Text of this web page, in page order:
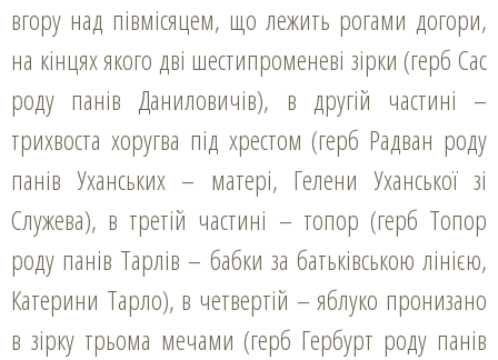
вгору над півмісяцем, що лежить рогами догори,
на кінцях якого дві шестипроменеві зірки (герб Сас
роду панів Даниловичів), в другій частині –
трихвоста хоругва під хрестом (герб Радван роду
панів Уханських – матері, Гелени Уханської зі
Служева), в третій частині – топор (герб Топор
роду панів Тарлів – бабки за батьківською лінією,
Катерини Тарло), в четвертій – яблуко пронизано
в зірку трьома мечами (герб Гербурт роду панів